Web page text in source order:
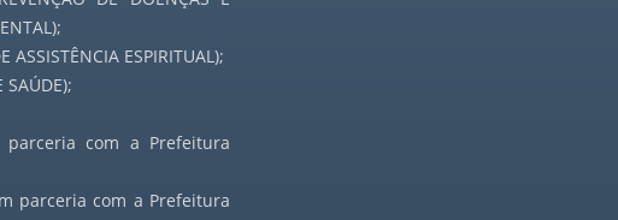
- 1952
- 1953
- 1954
ASSISTÊNCIA ESPIRITUAL);
SAÚDE);
parceria com a Prefeitura
parceria com a Prefeitura